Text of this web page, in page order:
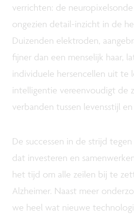
verrichten: de
ongezien detail-inzicht in de
Duizenden elektroden,
fijner dan een menselijk haar,
individuele hersencellen uit te
intelligentie vereenvoudigt de
verbanden tussen levensstijl
De successen in de strijd
dat investeren en
het tijd om alle zeilen bij te
Alzheimer. Naast meer
we heel wat nieuwe